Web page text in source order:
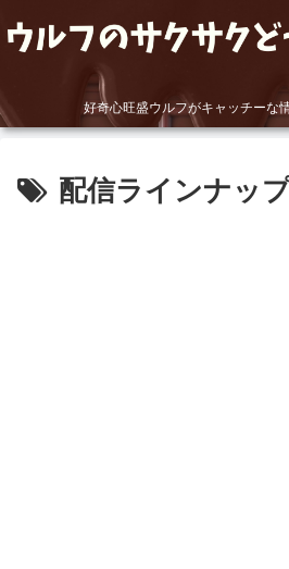
好奇心旺盛ウルフがキャッチーな
配信ラインナッ